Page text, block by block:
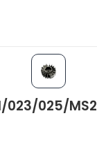
023/025/